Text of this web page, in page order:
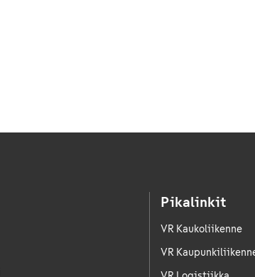
Pikalinkit
VR Kaukoliikenne
VR